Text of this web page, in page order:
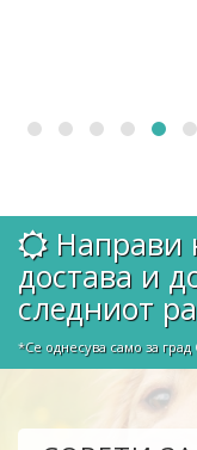
Направи
достава и
следниот
*Се однесува само за град